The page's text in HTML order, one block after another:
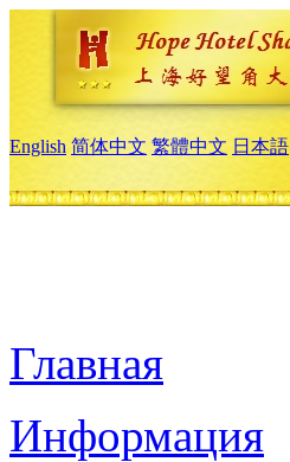
English 简体中文 繁體中文 日本語
Главная
Информация